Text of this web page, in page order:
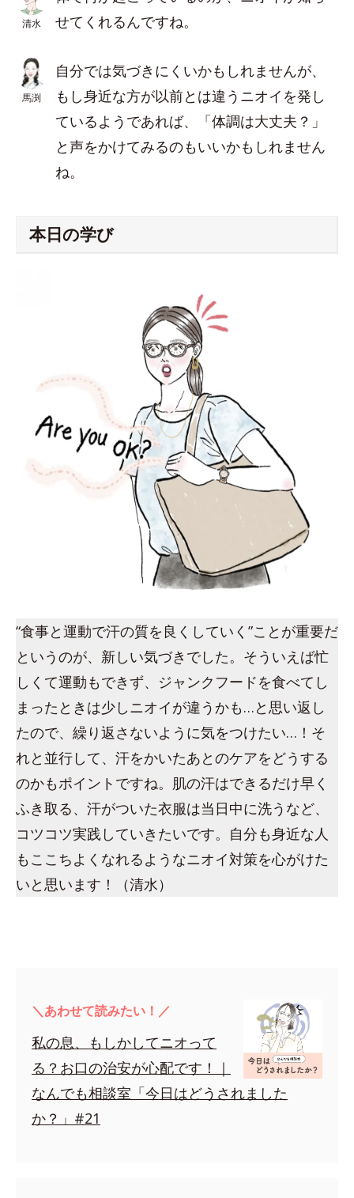
清水
せてくれるんですね。
馬渕
自分では気づきにくいかもしれませんが、
もし身近な方が以前とは違うニオイを発し
ているようであれば、「体調は大丈夫？」
と声をかけてみるのもいいかもしれません
ね。
本日の学び
“食事と運動で汗の質を良くしていく”ことが重要だ
というのが、新しい気づきでした。そういえば忙
しくて運動もできず、ジャンクフードを食べてし
まったときは少しニオイが違うかも…と思い返し
たので、繰り返さないように気をつけたい…！そ
れと並行して、汗をかいたあとのケアをどうする
のかもポイントですね。肌の汗はできるだけ早く
ふき取る、汗がついた衣服は当日中に洗うなど、
コツコツ実践していきたいです。自分も身近な人
もここちよくなれるようなニオイ対策を心がけた
いと思います！（清水）
＼あわせて読みたい！／
私の息、もしかしてニオって
る？お口の治安が心配です！｜
なんでも相談室「今日はどうされました
か？」#21